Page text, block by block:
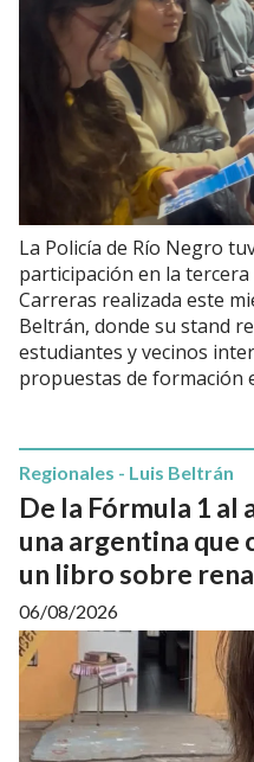
La Policía de Río Negro
participación en la tercera
Carreras realizada este
Beltrán, donde su stand
estudiantes y vecinos
propuestas de formación
De la Fórmula 1 al
una argentina que
un libro sobre
Regionales - Luis Beltrán
06/08/2026